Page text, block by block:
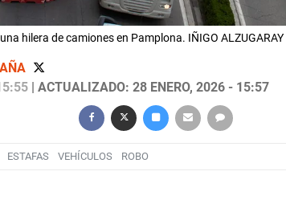
hilera de camiones en Pamplona. IÑIGO ALZUGARAY
| ACTUALIZADO: 28 ENERO, 2026 - 15:57
ESTAFAS VEHÍCULOS ROBO